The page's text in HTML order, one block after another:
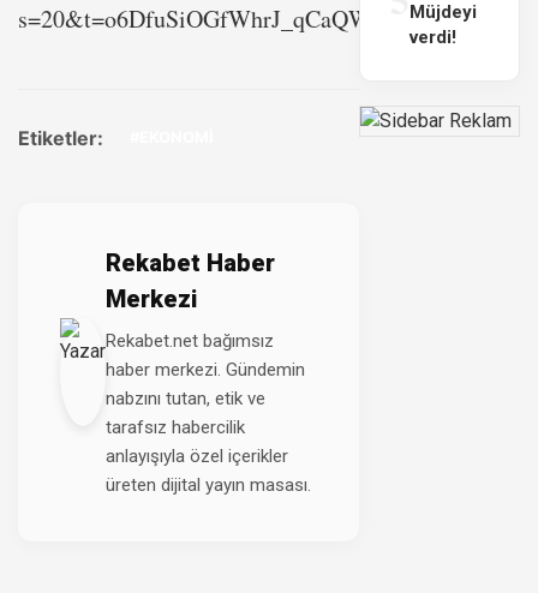
s=20&t=o6DfuSiOGfWhrJ_qCaQWnQ
Etiketler:
Rekabet Haber
Merkezi
Rekabet.net bağımsız
haber merkezi. Gündemin
nabzını tutan, etik ve
tarafsız habercilik
anlayışıyla özel içerikler
üreten dijital yayın masası.
Müjdeyi
verdi!